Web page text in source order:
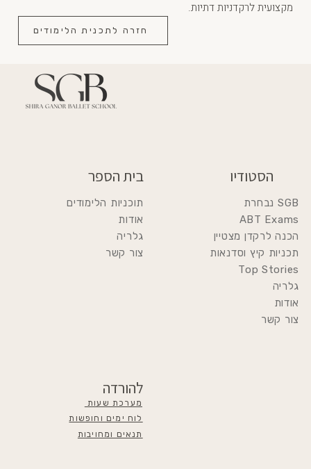
מקצועית לרקדניות דתיות.
חזרה לתכנית הלימודים
בית הספר
להורדה
הסטודיו
מערכת שעות
לוח ימים וחופשות
תנאים ומחויבות
SGB נבחרת
ABT Exams
הכנה לרקדן מצטיין
תכניות קיץ וסדנאות
Top Stories
גלריה
אודות
צור קשר
תוכניות הלימודים
אודות
גלריה
צור קשר